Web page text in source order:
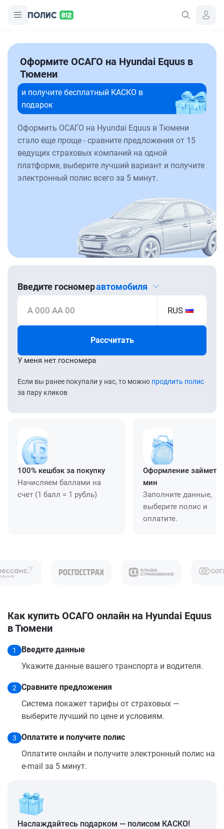
Оформите ОСАГО на Hyundai Equus в
Тюмени
и получите бесплатный КАСКО в
подарок
Оформить ОСАГО на Hyundai Equus в Тюмени
стало еще проще - сравните предложения от 15
ведущих страховых компаний на одной
платформе, выберите лучший вариант и получите
электронный полис всего за 5 минут.
Введите госномеравтомобиля
А 000 АА 00 RUS
Рассчитать
Если вы ранее покупали у нас, то можно продлить полис
за пару кликов
У меня нет госномера
100% кешбэк за покупку
Начисляем баллами на
счет (1 балл = 1 рубль)
Оформление займет
мин
Заполните данные,
выберите полис и
оплатите.
Как купить ОСАГО онлайн на Hyundai Equus
в Тюмени
1
Введите данные
Укажите данные вашего транспорта и водителя.
2
Сравните предложения
Система покажет тарифы от страховых —
выберите лучший по цене и условиям.
3
Оплатите и получите полис
Оплатите онлайн и получите электронный полис на
e-mail за 5 минут.
Наслаждайтесь подарком — полисом КАСКО!